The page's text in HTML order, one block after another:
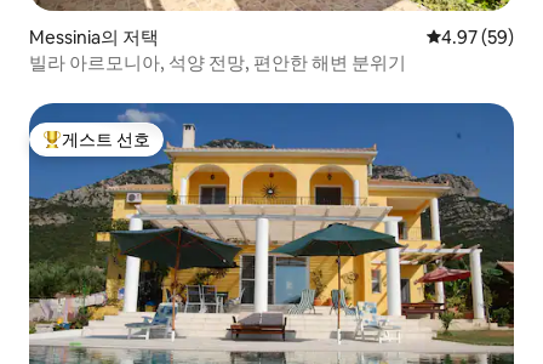
Messinia의 저택 평점 4.97점(5
4.97 (59)
빌라 아르모니아, 석양 전망, 편안한 해변 분위기
상위 게스트 선호
게스트 선호